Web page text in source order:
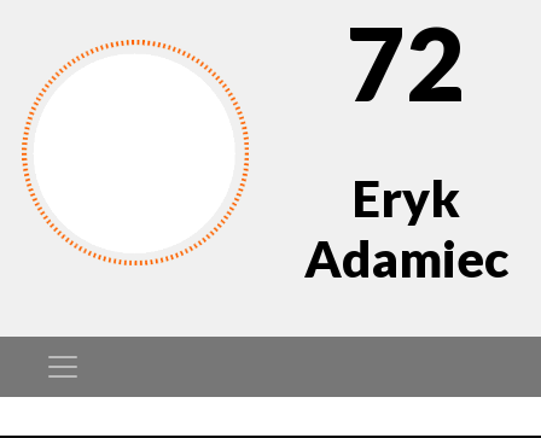
72
Eryk
Adamiec